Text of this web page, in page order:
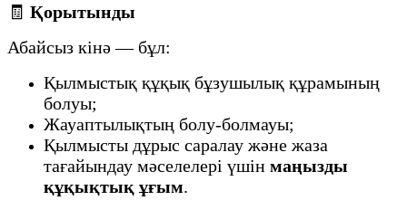
🧾 Қорытынды
Абайсыз кінә — бұл:
Қылмыстық құқық бұзушылық құрамының
болуы;
Жауаптылықтың болу-болмауы;
Қылмысты дұрыс саралау және жаза
тағайындау мәселелері үшін маңызды
құқықтық ұғым.